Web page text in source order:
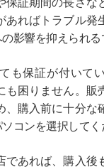
あればトラブル発
影響を抑えられる
も保証が付いて
も困りません。販
、購入前に十分な
コンを選択してく
であれば、購入後